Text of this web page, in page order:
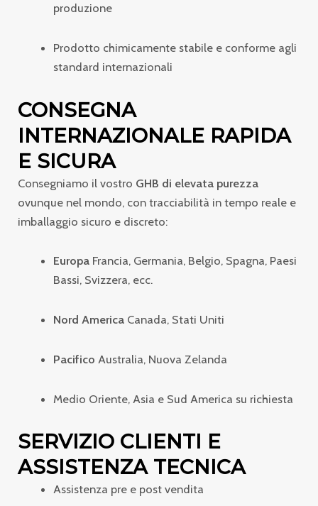
produzione
Prodotto chimicamente stabile e conforme agli
standard internazionali
CONSEGNA
INTERNAZIONALE RAPIDA
E SICURA
Consegniamo il vostro GHB di elevata purezza
ovunque nel mondo, con tracciabilità in tempo reale e
imballaggio sicuro e discreto:
EuropaFrancia, Germania, Belgio, Spagna, Paesi
Bassi, Svizzera, ecc.
Nord AmericaCanada, Stati Uniti
Pacifico Australia, Nuova Zelanda
Medio Oriente, Asia e Sud America su richiesta
SERVIZIO CLIENTI E
ASSISTENZA TECNICA
Assistenza pre e post vendita